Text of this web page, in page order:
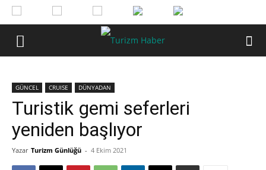
GÜNCEL CRUISE DÜNYADAN
Turistik gemi seferleri
yeniden başlıyor
Yazar Turizm Günlüğü - 4 Ekim 2021